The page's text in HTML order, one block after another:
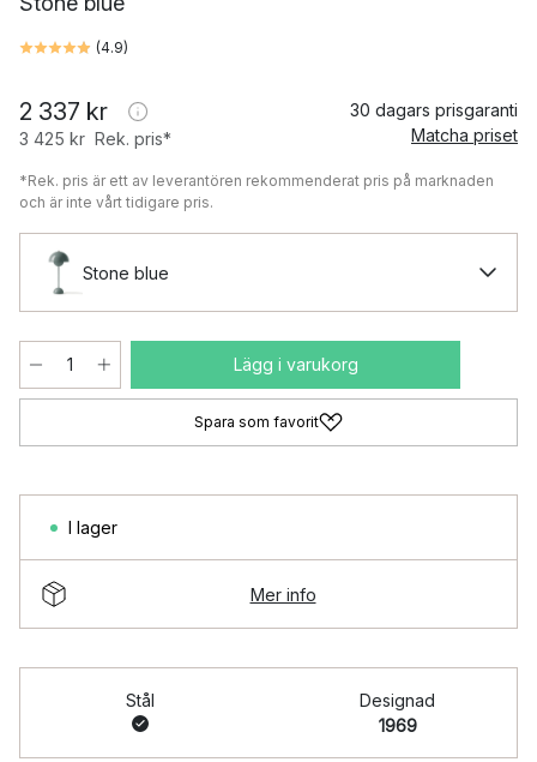
(4.9)
2 337 kr
3 425 kr Rek. pris*
30 dagars prisgaranti
Matcha priset
*Rek. pris är ett av leverantören rekommenderat pris på marknaden
och är inte vårt tidigare pris.
Stone blue
Lägg i varukorg
Spara som favorit
I lager
Mer info
Stål
Designad
1969